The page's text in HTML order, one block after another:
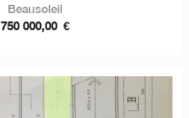
Beausoleil
750 000,00 €